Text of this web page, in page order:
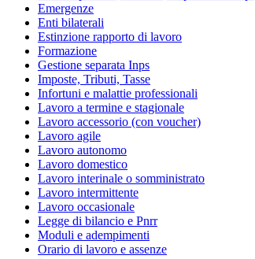
Emergenze
Enti bilaterali
Estinzione rapporto di lavoro
Formazione
Gestione separata Inps
Imposte, Tributi, Tasse
Infortuni e malattie professionali
Lavoro a termine e stagionale
Lavoro accessorio (con voucher)
Lavoro agile
Lavoro autonomo
Lavoro domestico
Lavoro interinale o somministrato
Lavoro intermittente
Lavoro occasionale
Legge di bilancio e Pnrr
Moduli e adempimenti
Orario di lavoro e assenze